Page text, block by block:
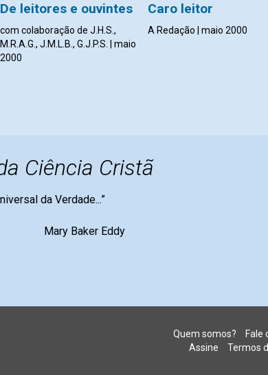
De leitores e ouvintes
com colaboração de J.H.S.,
M.R.A.G., J.M.L.B., G.J.P.S. | maio
2000
Caro leitor
A Redação | maio 2000
Ciência Cristã
da Verdade...”
Eddy
Quem somos? Fale
Assine
Termos